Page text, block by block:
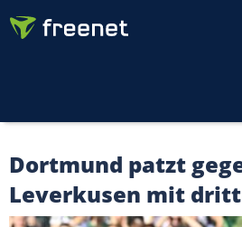
Dortmund patzt
Leverkusen mit